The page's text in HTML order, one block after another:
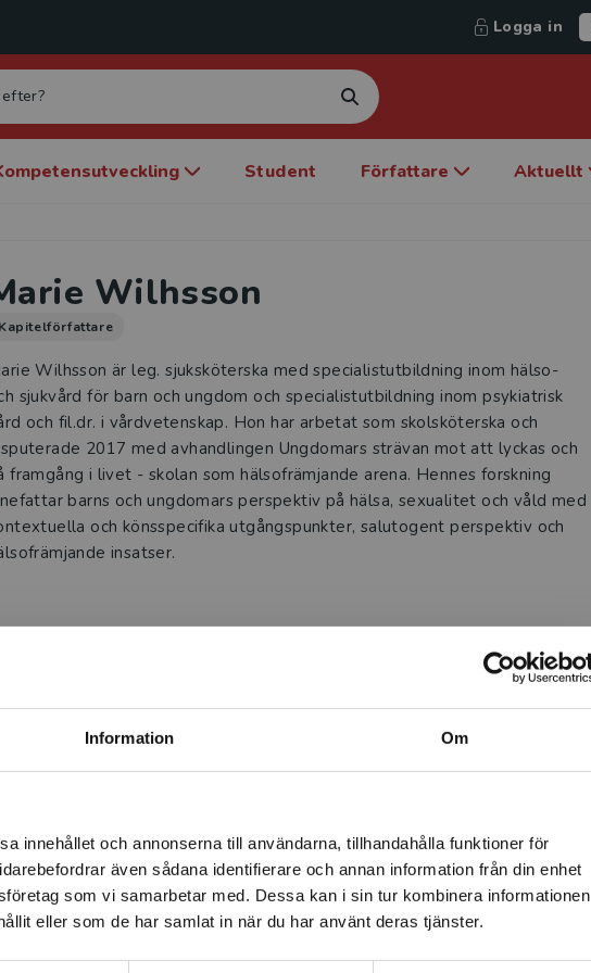
Information Om
innehållet och annonserna till användarna, tillhandahålla funktioner för
även sådana identifierare och annan information från din enhet
som vi samarbetar med. Dessa kan i sin tur kombinera informationen
eller som de har samlat in när du har använt deras tjänster.
fraktregion
att du besöker studentlitteratur.se via en
Sverige. Vi erbjuder inte leveranser utanför
kunna slutföra ett köp måste
vara i Sverige.Läs mer
Logga in
Student Författare Aktuellt
Wilhsson
Kapitelförfattare
Wilhsson är leg. sjuksköterska med specialistutbildning inom hälso-
sjukvård för barn och ungdom och specialistutbildning inom psykiatrisk
och fil.dr. i vårdvetenskap. Hon har arbetat som skolsköterska och
2017 med avhandlingen Ungdomars strävan mot att lyckas och
framgång i livet - skolan som hälsofrämjande arena. Hennes forskning
barns och ungdomars perspektiv på hälsa, sexualitet och våld med
och könsspecifika utgångspunkter, salutogent perspektiv och
insatser.
Produkter